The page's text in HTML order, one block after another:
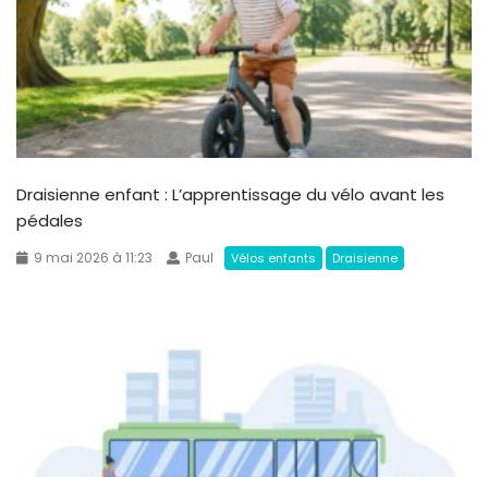
Draisienne enfant : L’apprentissage du vélo avant les
pédales
9 mai 2026 à 11:23 Paul Vélos enfants Draisienne